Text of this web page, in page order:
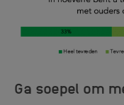
Ga soepel om